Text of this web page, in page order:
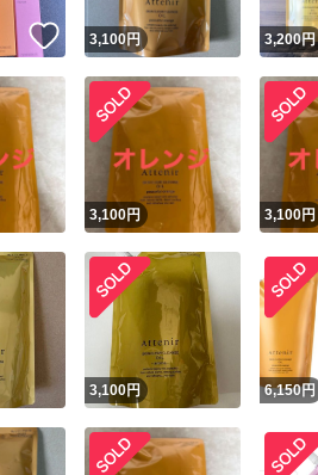
いいね！
3,100円 3,200円
3,100円 3,100円
3,100円 6,150円